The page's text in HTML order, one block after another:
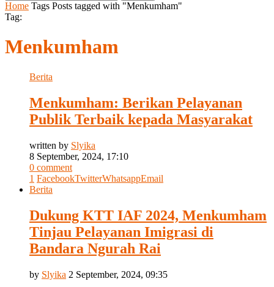
Home Tags Posts tagged with "Menkumham"
Tag:
Menkumham
Berita
Menkumham: Berikan Pelayanan
Publik Terbaik kepada Masyarakat
written by Slyika
8 September, 2024, 17:10
0 comment
1 FacebookTwitterWhatsappEmail
Berita
Dukung KTT IAF 2024, Menkumham
Tinjau Pelayanan Imigrasi di
Bandara Ngurah Rai
by Slyika 2 September, 2024, 09:35